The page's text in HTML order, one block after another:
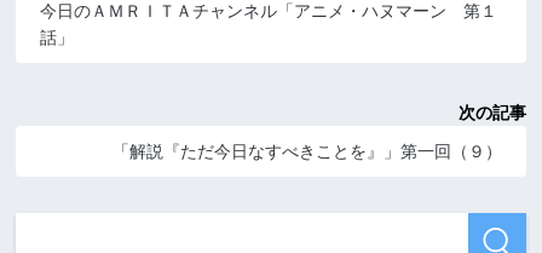
今日のＡＭＲＩＴＡチャンネル「アニメ・ハヌマーン 第１
話」
次の記事
「解説『ただ今日なすべきことを』」第一回（９）